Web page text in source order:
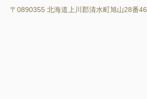
〒0890355 北海道上川郡清水町旭山28番46